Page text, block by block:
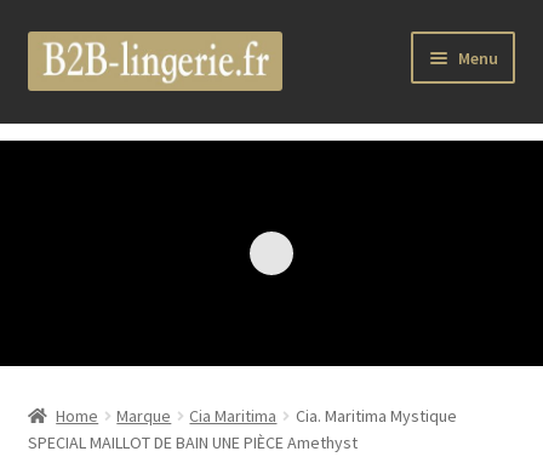
Aller
navigation
Aller
au
Menu
B2B Lingerie Site Officiel
Luxury Lingerie
Home Marque Cia Maritima
Cia. Maritima Mystique
SPECIAL MAILLOT DE BAIN UNE PIÈCE Amethyst